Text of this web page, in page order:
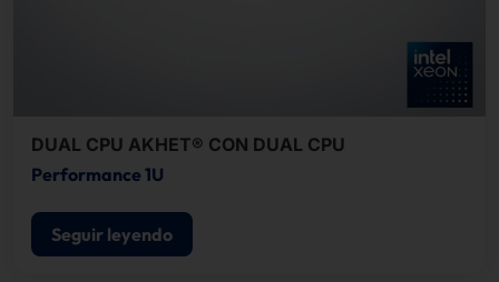
DUAL CPU AKHET® CON DUAL CPU
Performance 1U
Seguir leyendo